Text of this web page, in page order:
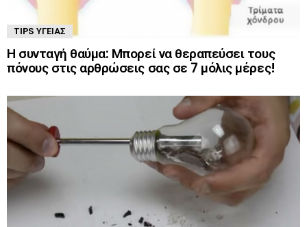
TIPS ΥΓΕΊΑΣ
Η συνταγή θαύμα: Μπορεί να θεραπεύσει τους
πόνους στις αρθρώσεις σας σε 7 μόλις μέρες!